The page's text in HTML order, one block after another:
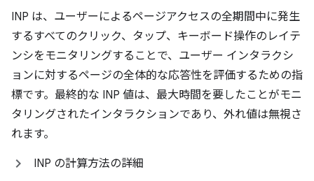
INP は、ユーザーによるページアクセスの全期間中に発生
するすべてのクリック、タップ、キーボード操作のレイテ
ンシをモニタリングすることで、ユーザー インタラクシ
ョンに対するページの全体的な応答性を評価するための指
標です。最終的な INP 値は、最大時間を要したことがモニ
タリングされたインタラクションであり、外れ値は無視さ
れます。
INP の計算方法の詳細